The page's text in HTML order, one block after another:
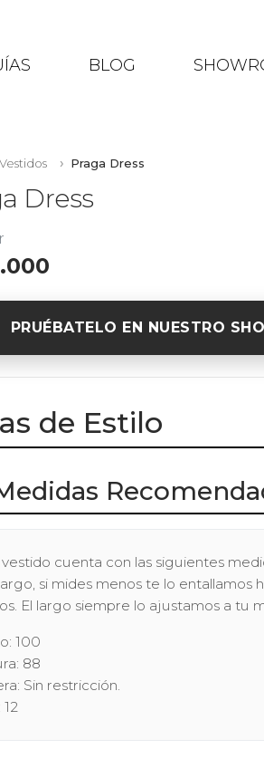
BLOG
Vestidos Praga Dress
Dress
PRUÉBATELO EN NUESTRO
de Estilo
vestido cuenta con las siguientes
si mides menos te lo entallamos
El largo siempre lo ajustamos a tu
100
88
Sin restricción.
12